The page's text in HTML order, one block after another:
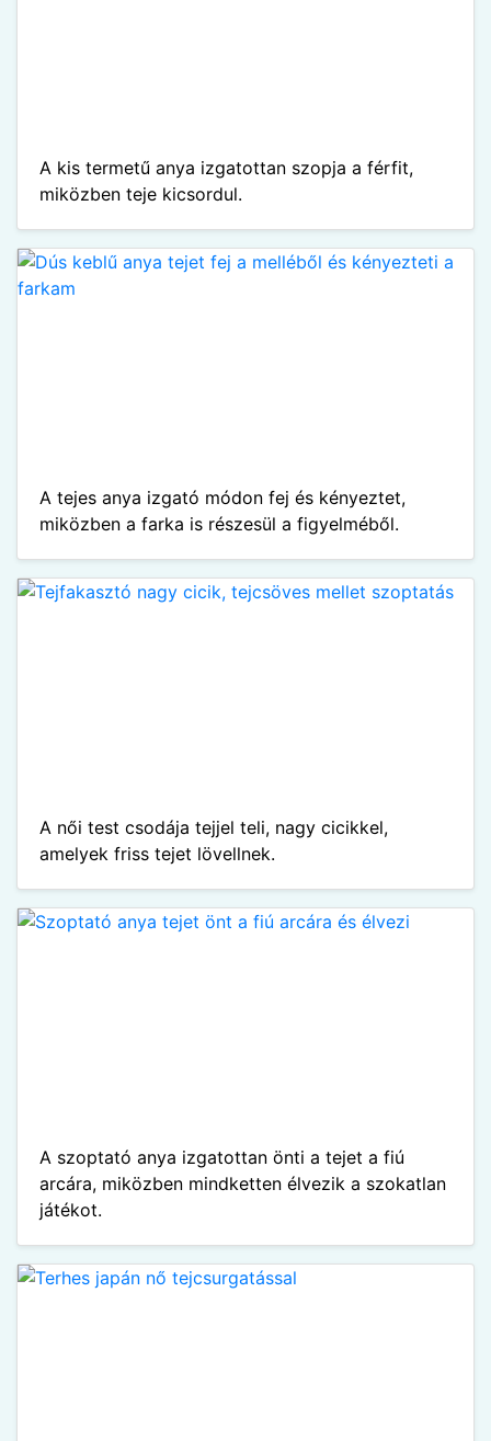
A kis termetű anya izgatottan szopja a férfit,
miközben teje kicsordul.
A tejes anya izgató módon fej és kényeztet,
miközben a farka is részesül a figyelméből.
A női test csodája tejjel teli, nagy cicikkel,
amelyek friss tejet lövellnek.
A szoptató anya izgatottan önti a tejet a fiú
arcára, miközben mindketten élvezik a szokatlan
játékot.